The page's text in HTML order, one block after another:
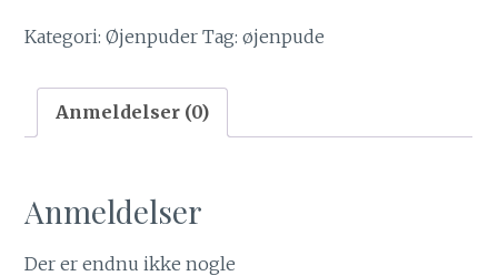
Kategori:Øjenpuder Tag:øjenpude
Anmeldelser (0)
Anmeldelser
Der er endnu ikke nogle